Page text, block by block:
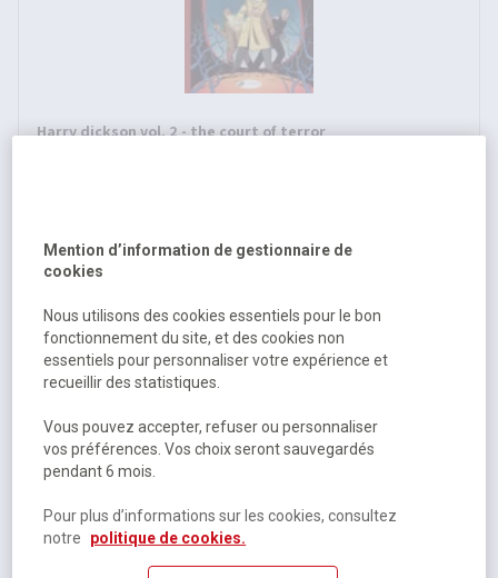
Harry dickson vol. 2 - the court of terror
15,90 € TTC
Harry dickson vol. 3 - the red-eyed vampire
Mention d’information de gestionnaire de
cookies
Nous utilisons des cookies essentiels pour le bon
fonctionnement du site, et des cookies non
essentiels pour personnaliser votre expérience et
recueillir des statistiques.
Vous pouvez accepter, refuser ou personnaliser
vos préférences. Vos choix seront sauvegardés
pendant 6 mois.
Pour plus d’informations sur les cookies, consultez
notre
politique de cookies.